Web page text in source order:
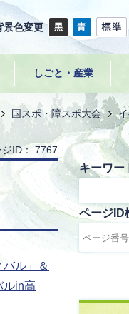
景色変更
しごと・産業
国スポ・障スポ大会
ID： 7767
バル」＆
ルin高
キーワー
ページID